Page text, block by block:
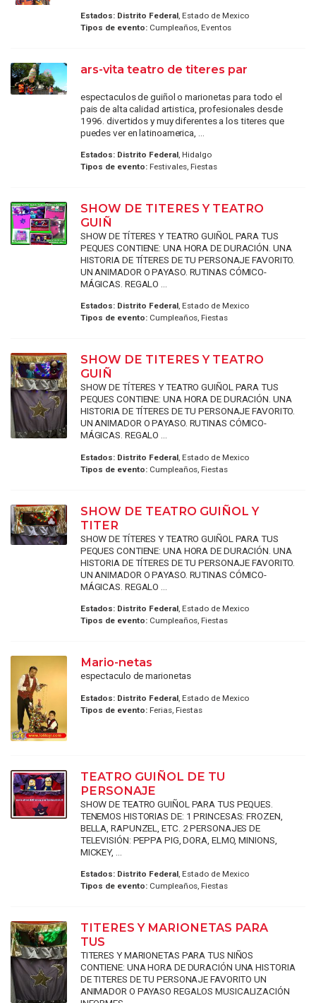
Estados: Distrito Federal, Estado de Mexico
Tipos de evento:Cumpleaños, Eventos
ars-vita teatro de titeres par
espectaculos de guiñol o marionetas para todo el
pais de alta calidad artistica, profesionales desde
1996. divertidos y muy diferentes a los titeres que
puedes ver en latinoamerica, ...
Estados: Distrito Federal, Hidalgo
Tipos de evento:Festivales, Fiestas
SHOW DE TITERES Y TEATRO
GUIÑ
SHOW DE TÍTERES Y TEATRO GUIÑOL PARA TUS
PEQUES CONTIENE: UNA HORA DE DURACIÓN. UNA
HISTORIA DE TÍTERES DE TU PERSONAJE FAVORITO.
UN ANIMADOR O PAYASO. RUTINAS CÓMICO-
MÁGICAS. REGALO ...
Estados: Distrito Federal, Estado de Mexico
Tipos de evento:Cumpleaños, Fiestas
SHOW DE TITERES Y TEATRO
GUIÑ
SHOW DE TÍTERES Y TEATRO GUIÑOL PARA TUS
PEQUES CONTIENE: UNA HORA DE DURACIÓN. UNA
HISTORIA DE TÍTERES DE TU PERSONAJE FAVORITO.
UN ANIMADOR O PAYASO. RUTINAS CÓMICO-
MÁGICAS. REGALO ...
Estados: Distrito Federal, Estado de Mexico
Tipos de evento:Cumpleaños, Fiestas
SHOW DE TEATRO GUIÑOL Y
TITER
SHOW DE TÍTERES Y TEATRO GUIÑOL PARA TUS
PEQUES CONTIENE: UNA HORA DE DURACIÓN. UNA
HISTORIA DE TÍTERES DE TU PERSONAJE FAVORITO.
UN ANIMADOR O PAYASO. RUTINAS CÓMICO-
MÁGICAS. REGALO ...
Estados: Distrito Federal, Estado de Mexico
Tipos de evento:Cumpleaños, Fiestas
Mario-netas
espectaculo de marionetas
Estados: Distrito Federal, Estado de Mexico
Tipos de evento:Ferias, Fiestas
TEATRO GUIÑOL DE TU
PERSONAJE
SHOW DE TEATRO GUIÑOL PARA TUS PEQUES.
TENEMOS HISTORIAS DE: 1 PRINCESAS: FROZEN,
BELLA, RAPUNZEL, ETC. 2 PERSONAJES DE
TELEVISIÓN: PEPPA PIG, DORA, ELMO, MINIONS,
MICKEY, ...
Estados: Distrito Federal, Estado de Mexico
Tipos de evento:Cumpleaños, Fiestas
TITERES Y MARIONETAS PARA
TUS
TITERES Y MARIONETAS PARA TUS NIÑOS
CONTIENE: UNA HORA DE DURACIÓN UNA HISTORIA
DE TITERES DE TU PERSONAJE FAVORITO UN
ANIMADOR O PAYASO REGALOS MUSICALIZACIÓN